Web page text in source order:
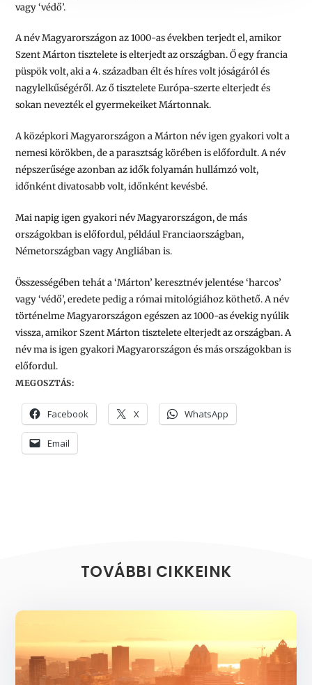
vagy ‘védő’.
A név Magyarországon az 1000-as években terjedt el, amikor
Szent Márton tisztelete is elterjedt az országban. Ő egy francia
püspök volt, aki a 4. században élt és híres volt jóságáról és
nagylelkűségéről. Az ő tisztelete Európa-szerte elterjedt és
sokan nevezték el gyermekeiket Mártonnak.
A középkori Magyarországon a Márton név igen gyakori volt a
nemesi körökben, de a parasztság körében is előfordult. A név
népszerűsége azonban az idők folyamán hullámzó volt,
időnként divatosabb volt, időnként kevésbé.
Mai napig igen gyakori név Magyarországon, de más
országokban is előfordul, például Franciaországban,
Németországban vagy Angliában is.
Összességében tehát a ‘Márton’ keresztnév jelentése ‘harcos’
vagy ‘védő’, eredete pedig a római mitológiához köthető. A név
történelme Magyarországon egészen az 1000-as évekig nyúlik
vissza, amikor Szent Márton tisztelete elterjedt az országban. A
név ma is igen gyakori Magyarországon és más országokban is
előfordul.
MEGOSZTÁS:
Facebook X WhatsApp
Email
TOVÁBBI CIKKEINK